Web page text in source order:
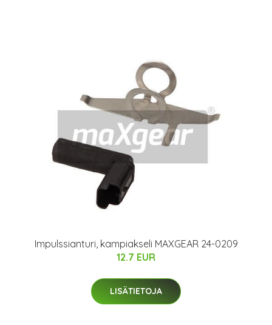
Impulssianturi, kampiakseli MAXGEAR 24-0209
12.7 EUR
LISÄTIETOJA